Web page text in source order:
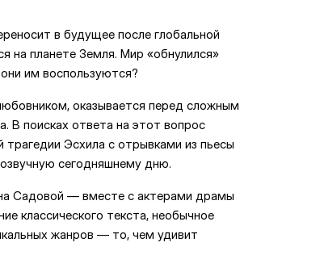
в будущее после глобальной
на планете Земля. Мир «обнулился»
им воспользуются?
оказывается перед сложным
В поисках ответа на этот вопрос
Эсхила с отрывками из пьесы
сегодняшнему дню.
Садовой — вместе с актерами драмы
классического текста, необычное
жанров — то, чем удивит